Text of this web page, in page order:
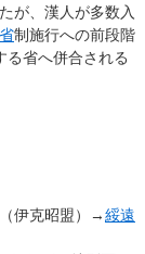
が、漢人が多数入
省制施行への前段階
る省へ併合される
（伊克昭盟）→綏遠